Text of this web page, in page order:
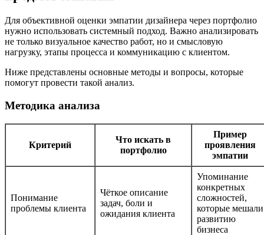
Для объективной оценки эмпатии дизайнера через портфолио
нужно использовать системный подход. Важно анализировать
не только визуальное качество работ, но и смысловую
нагрузку, этапы процесса и коммуникацию с клиентом.
Ниже представлены основные методы и вопросы, которые
помогут провести такой анализ.
Методика анализа
Критерий
Что искать в
портфолио
Пример
проявления
эмпатии
Понимание
проблемы клиента
Чёткое описание
задач, боли и
ожидания клиента
Упоминание
конкретных
сложностей,
которые мешали
развитию
бизнеса